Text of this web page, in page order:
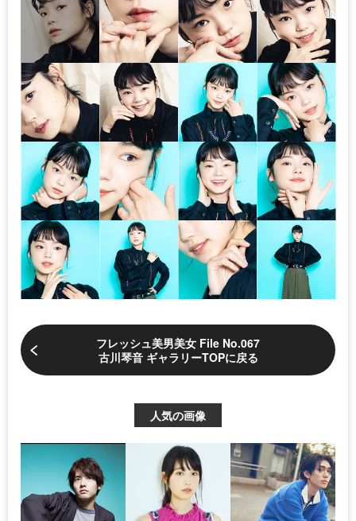
フレッシュ美男美女 File No.067
古川琴音 ギャラリーTOPに戻る
人気の画像